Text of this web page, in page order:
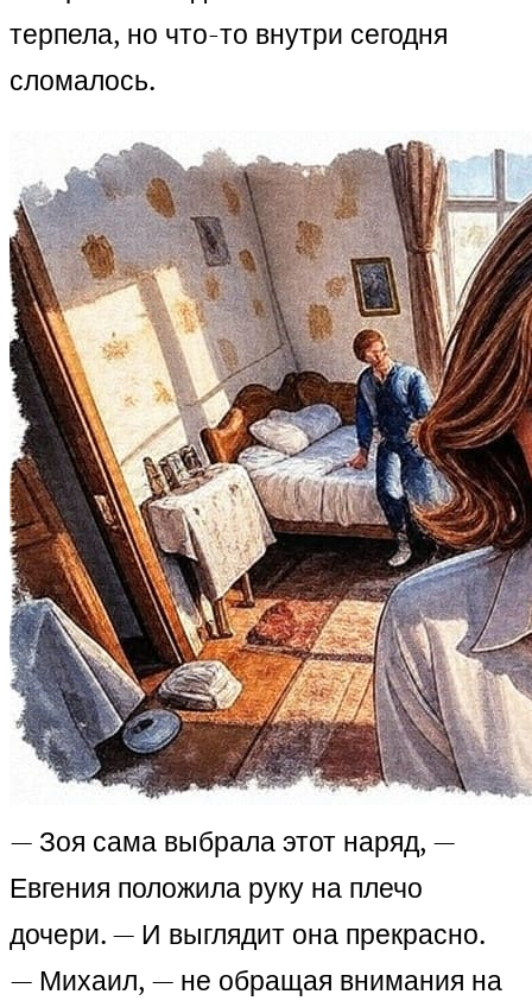
терпела, но что-то внутри сегодня
сломалось.
— Зоя сама выбрала этот наряд, —
Евгения положила руку на плечо
дочери. — И выглядит она прекрасно.
— Михаил, — не обращая внимания на